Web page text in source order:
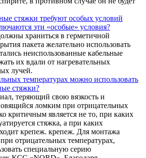
стяжки требуют особых условий
эти «особые» условия?
храниться в герметичной
пакета желательно использовать
неиспользованные кабельные
их вдали от нагревательных
лучей.
температурах можно использовать
стяжки?
теряющий свою вязкость и
ломким при отрицательных
критичным является не то, при каких
стяжка, а при каких
крепеж. крепеж. Для монтажа
отрицательных температурах,
специальную серию